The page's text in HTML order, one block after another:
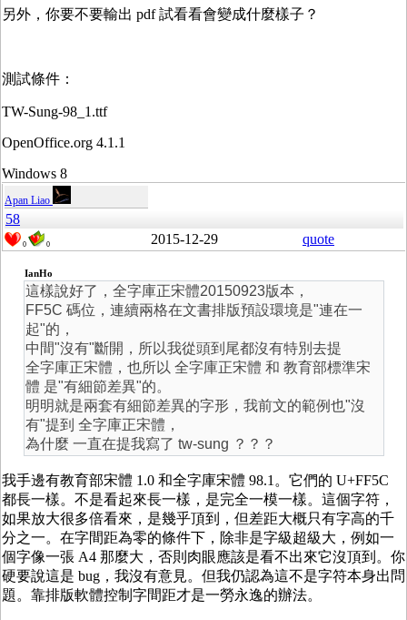
另外，你要不要輸出 pdf 試看看會變成什麼樣子？
測試條件：
TW-Sung-98_1.ttf
OpenOffice.org 4.1.1
Windows 8
Apan Liao
58
0 0 2015-12-29 quote
IanHo
這樣說好了，全字庫正宋體20150923版本，
FF5C 碼位，連續兩格在文書排版預設環境是"連在一
起"的，
中間"沒有"斷開，所以我從頭到尾都沒有特別去提
全字庫正宋體，也所以 全字庫正宋體 和 教育部標準宋
體 是"有細節差異"的。
明明就是兩套有細節差異的字形，我前文的範例也"沒
有"提到 全字庫正宋體，
為什麼 一直在提我寫了 tw-sung ？？？
我手邊有教育部宋體 1.0 和全字庫宋體 98.1。它們的 U+FF5C
都長一樣。不是看起來長一樣，是完全一模一樣。這個字符，
如果放大很多倍看來，是幾乎頂到，但差距大概只有字高的千
分之一。在字間距為零的條件下，除非是字級超級大，例如一
個字像一張 A4 那麼大，否則肉眼應該是看不出來它沒頂到。你
硬要說這是 bug，我沒有意見。但我仍認為這不是字符本身出問
題。靠排版軟體控制字間距才是一勞永逸的辦法。